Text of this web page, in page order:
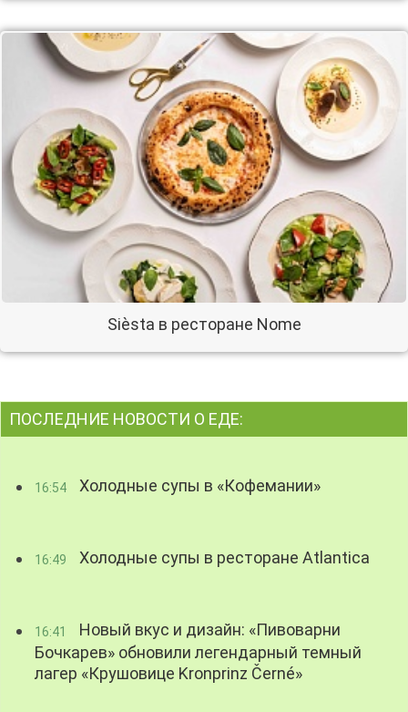
Sièsta в ресторане Nome
ПОСЛЕДНИЕ НОВОСТИ О ЕДЕ:
16:54 Холодные супы в «Кофемании»
16:49 Холодные супы в ресторане Atlantica
16:41
Новый вкус и дизайн: «Пивоварни
Бочкарев» обновили легендарный темный
лагер «Крушовице Kronprinz Černé»